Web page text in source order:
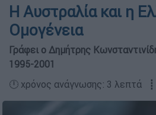
Η Αυστραλία και η
Οµογένεια
Γράφει ο Δημήτρης
1995-2001
🕛 χρόνος ανάγνωσης: 3 λεπτά ┋